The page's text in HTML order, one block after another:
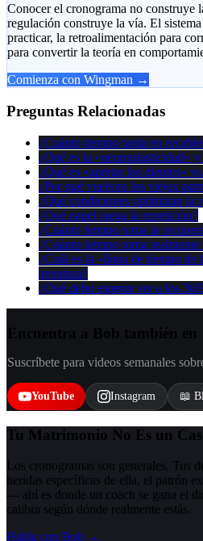
Conocer el cronograma no construye
regulación construye la vía. El
practicar, la retroalimentación para
para convertir la teoría en
Comienza con Wingman →
Preguntas Relacionadas
¿Cuánto tiempo tarda en
¿Qué es la «neuroplasticidad»
¿Qué es «apretar los dientes»
¿Por qué vuelven los viejos
¿Qué condiciones optimizan la
¿Qué papel juega la repetición?
¿Cuánto tiempo toma la
¿Cuánto tiempo toma
¿Cuál es la «línea de tiempo de
aventura?
¿Qué debo esperar ver a los
Suscríbete para videos semanales
YouTube Instagram 📖
Tu Matrimonio No Es un
Los cronogramas son generales. Tus
heridas específicas de ella, el patrón
— ahí es donde un coach se gana el
calibra según dónde realmente estás.
Habla con Bob →